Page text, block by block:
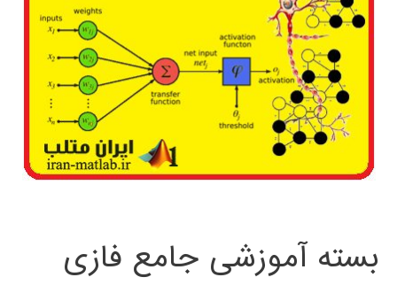
بسته آموزشی جامع فازی